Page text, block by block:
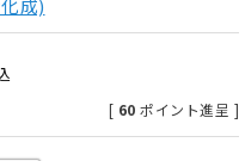
成)
[ 60 ポイント進呈 ]